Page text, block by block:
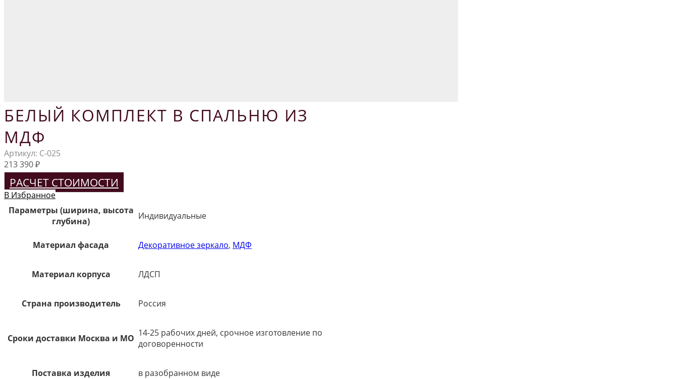
БЕЛЫЙ КОМПЛЕКТ В СПАЛЬНЮ ИЗ
МДФ
Артикул: С-025
213 390₽
РАСЧЕТ СТОИМОСТИ
В Избранное
Параметры (ширина, высота
глубина)
Индивидуальные
Материал фасада Декоративное зеркало, МДФ
Материал корпуса ЛДСП
Страна производитель Россия
Сроки доставки Москва и МО 14-25 рабочих дней, срочное изготовление по
договоренности
Поставка изделия в разобранном виде